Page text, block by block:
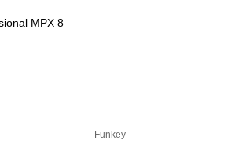
MPX 8
Funkey